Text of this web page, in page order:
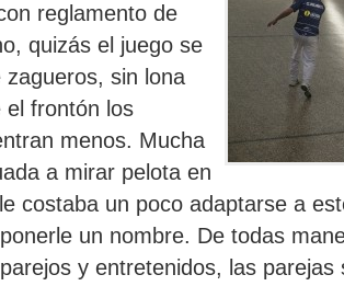
reglamento de
quizás el juego se
zagueros, sin lona
el frontón los
menos. Mucha
a mirar pelota en
costaba un poco adaptarse a
un nombre. De todas
y entretenidos, las parejas